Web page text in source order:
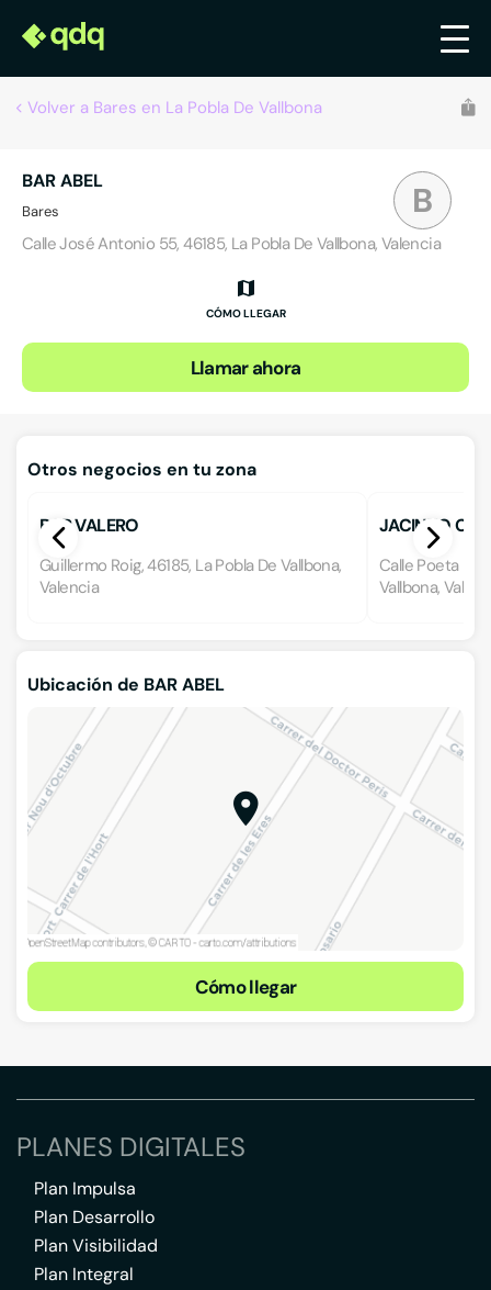
Volver a Bares en La Pobla De Vallbona
B
BAR ABEL
Bares
Calle José Antonio 55, 46185, La Pobla De Vallbona, Valencia
CÓMO LLEGAR
Llamar ahora
Otros negocios en tu zona
BAR VALERO
Guillermo Roig, 46185, La Pobla De Vallbona,
Valencia
JACINTO
Calle Poeta
Vallbona,
Ubicación de BAR ABEL
Cómo llegar
PLANES DIGITALES
Plan Impulsa
Plan Desarrollo
Plan Visibilidad
Plan Integral